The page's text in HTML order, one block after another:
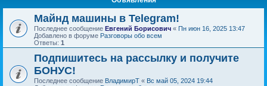
Майнд машины в Telegram!
Последнее сообщение Евгений Борисович « Пн июн 16, 2025 13:47
Добавлено в форуме Разговоры обо всем
Ответы: 1
Подпишитесь на рассылку и получите
БОНУС!
Последнее сообщение ВладимирТ « Вс май 05, 2024 19:44